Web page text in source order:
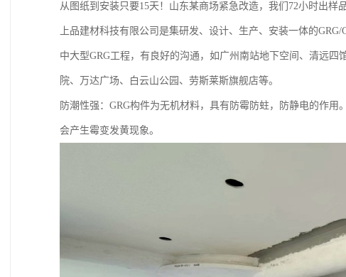
从图纸到安装只要15天！山东某商场紧急改造，我们72小时出样
上品建材科技有限公司是集研发、设计、生产、安装一体的
中大型GRG工程，有良好的沟通，如广州南站地下空间、清远
院、万达广场、白云山公园、劳斯莱斯旗舰店等。
防潮性强：GRG构件为无机材料，具有防霉防蛀，防静电的作
会产生霉变发黄现象。